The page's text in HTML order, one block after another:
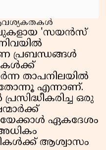
'സയൻസ്
പ്രബന്ധങ്ങൾ
താപനിലയിൽ
തോന്നൂ എന്നാണ്.
ഒരു
ഏകദേശം
ആശ്വാസം